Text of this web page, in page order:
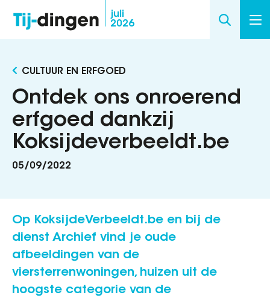
inhoud
gaan
juli
2026
CULTUUR EN ERFGOED
Ontdek ons onroerend
erfgoed dankzij
Koksijdeverbeeldt.be
05/09/2022
Op KoksijdeVerbeeldt.be en bij de
dienst Archief vind je oude
afbeeldingen van de
viersterrenwoningen, huizen uit de
hoogste categorie van de